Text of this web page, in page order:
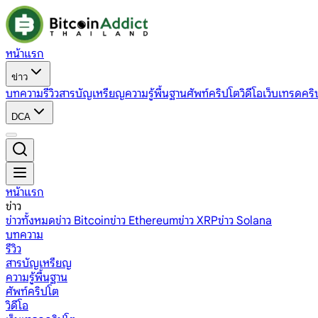
หน้าแรก
ข่าว
บทความรีวิวสารบัญเหรียญความรู้พื้นฐานศัพท์คริปโตวิดีโอเว็บเทรดค
DCA
หน้าแรก
ข่าว
ข่าวทั้งหมดข่าว Bitcoinข่าว Ethereumข่าว XRPข่าว Solana
บทความ
รีวิว
สารบัญเหรียญ
ความรู้พื้นฐาน
ศัพท์คริปโต
วิดีโอ